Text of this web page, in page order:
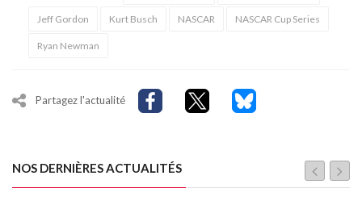
Jeff Gordon Kurt Busch NASCAR NASCAR Cup Series
Ryan Newman
Partagez l'actualité
NOS DERNIÈRES ACTUALITÉS